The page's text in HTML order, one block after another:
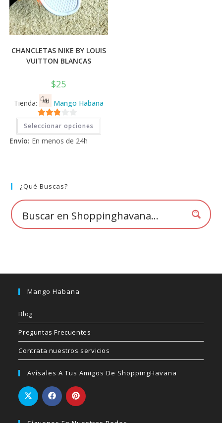
CHANCLETAS NIKE BY LOUIS
VUITTON BLANCAS
$25
Tienda: Mango Habana
2.71
de 5
Seleccionar opciones
Este
tiene
de
producto
Envío: En menos de 24h
¿Qué Buscas?
Mango Habana
Blog
Preguntas Frecuentes
Contrata nuestros servicios
Avísales A Tus Amigos De ShoppingHavana